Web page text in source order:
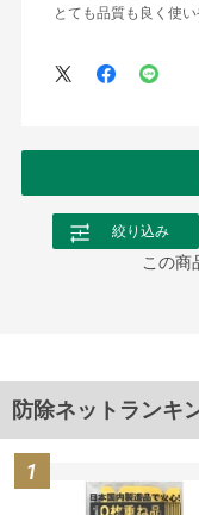
とても品質も良く使い
絞り込み
この商
防除ネットランキ